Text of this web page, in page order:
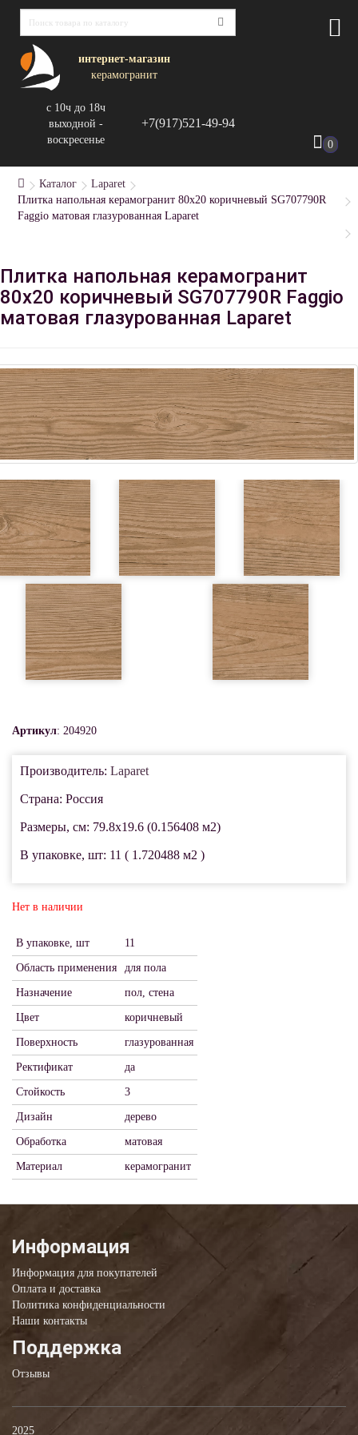
интернет-магазин
керамогранит
с 10ч до 18ч
выходной -
воскресенье
+7(917)521-49-94
0
Каталог
Laparet
Плитка напольная керамогранит 80x20 коричневый SG707790R
Faggio матовая глазурованная Laparet
Плитка напольная керамогранит
80x20 коричневый SG707790R Faggio
матовая глазурованная Laparet
Артикул: 204920
Производитель: Laparet
Страна: Россия
Размеры, см: 79.8x19.6 (0.156408 м2)
В упаковке, шт: 11 ( 1.720488 м2 )
Нет в наличии
В упаковке, шт 11
Область применения для пола
Назначение пол, стена
Цвет коричневый
Поверхность глазурованная
Ректификат да
Стойкость 3
Дизайн дерево
Обработка матовая
Материал керамогранит
Информация
Информация для покупателей
Оплата и доставка
Политика конфиденциальности
Наши контакты
Поддержка
Отзывы
2025